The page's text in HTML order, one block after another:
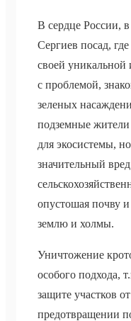
В сердце России,
Сергиев посад,
своей уникальной
с проблемой,
зеленых
подземные
для экосистемы,
значительный
опустошая почву
землю и холмы.
Уничтожение
особого подхода,
защите участков
предотвращении